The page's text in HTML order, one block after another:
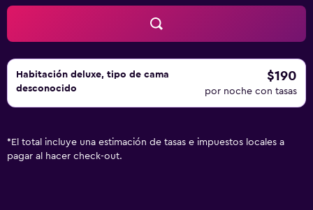
Habitación deluxe, tipo de cama
desconocido
$190
por noche con tasas
* El total incluye una estimación de tasas e impuestos locales a
pagar al hacer check-out.